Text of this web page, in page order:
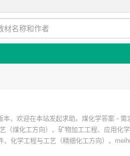
，欢迎在本站发起求助。 煤化学答案 - 需
（煤化工方向）、矿物加工工程、应用化
化学工程与工艺（精细化工方向）、